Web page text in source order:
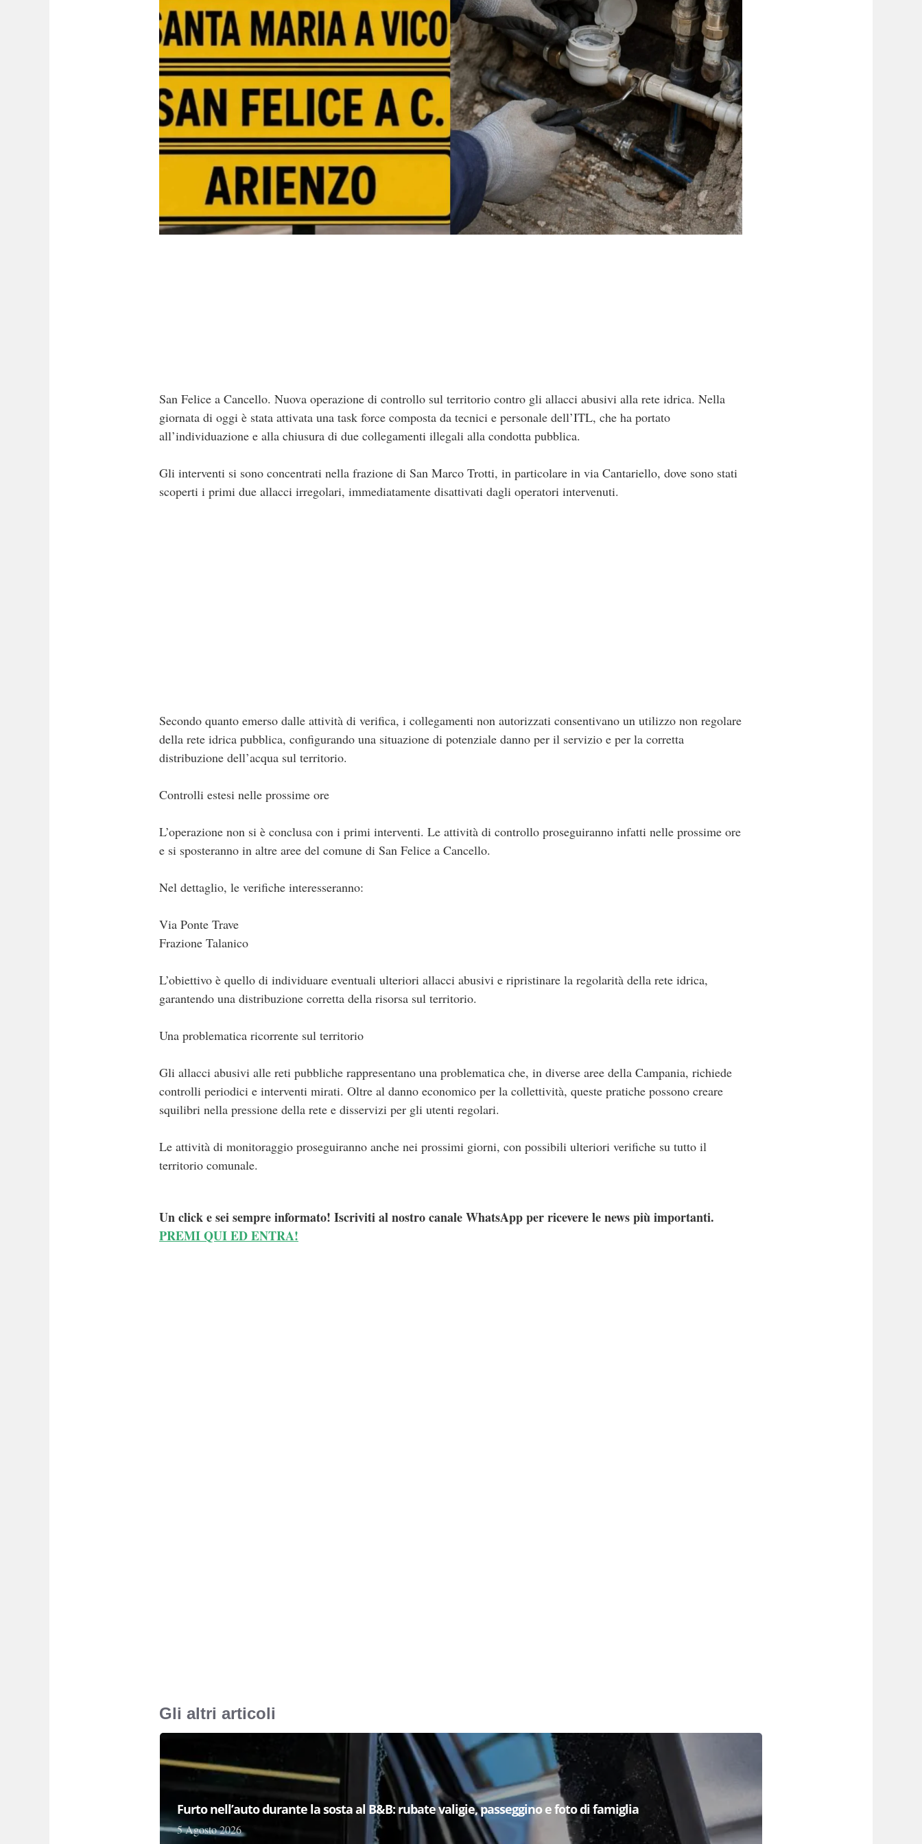
San Felice a Cancello. Nuova operazione di controllo sul territorio contro gli allacci abusivi alla rete idrica. Nella
giornata di oggi è stata attivata una task force composta da tecnici e personale dell’ITL, che ha portato
all’individuazione e alla chiusura di due collegamenti illegali alla condotta pubblica.
Gli interventi si sono concentrati nella frazione di San Marco Trotti, in particolare in via Cantariello, dove sono stati
scoperti i primi due allacci irregolari, immediatamente disattivati dagli operatori intervenuti.
Secondo quanto emerso dalle attività di verifica, i collegamenti non autorizzati consentivano un utilizzo non regolare
della rete idrica pubblica, configurando una situazione di potenziale danno per il servizio e per la corretta
distribuzione dell’acqua sul territorio.
Controlli estesi nelle prossime ore
L’operazione non si è conclusa con i primi interventi. Le attività di controllo proseguiranno infatti nelle prossime ore
e si sposteranno in altre aree del comune di San Felice a Cancello.
Nel dettaglio, le verifiche interesseranno:
Via Ponte Trave
Frazione Talanico
L’obiettivo è quello di individuare eventuali ulteriori allacci abusivi e ripristinare la regolarità della rete idrica,
garantendo una distribuzione corretta della risorsa sul territorio.
Una problematica ricorrente sul territorio
Gli allacci abusivi alle reti pubbliche rappresentano una problematica che, in diverse aree della Campania, richiede
controlli periodici e interventi mirati. Oltre al danno economico per la collettività, queste pratiche possono creare
squilibri nella pressione della rete e disservizi per gli utenti regolari.
Le attività di monitoraggio proseguiranno anche nei prossimi giorni, con possibili ulteriori verifiche su tutto il
territorio comunale.
Un click e sei sempre informato! Iscriviti al nostro canale WhatsApp per ricevere le news più importanti.
PREMI QUI ED ENTRA!
Gli altri articoli
Furto nell’auto durante la sosta al B&B: rubate valigie, passeggino e foto di famiglia
5 Agosto 2026